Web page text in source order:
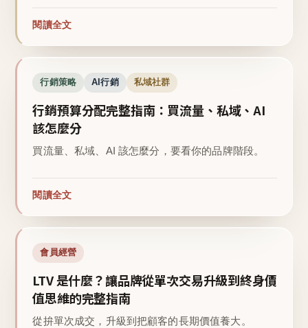
閱讀全文
行銷策略 AI行銷 私域社群
行銷預算分配完整指南：買流量、私域、AI
該怎麼分
買流量、私域、AI 該怎麼分，要看你的品牌階段。
閱讀全文
會員經營
LTV 是什麼？讓品牌從單次交易升級到終身價
值思維的完整指南
從拚單次成交，升級到把顧客的長期價值養大。